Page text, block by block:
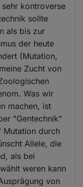
kontroverse
sollte
als bis zur
der heute
(Mutation,
Zucht von
Was wir
machen, ist
"Gentechnik"
Mutation durch
Allele, die
als bei
weren kann
von